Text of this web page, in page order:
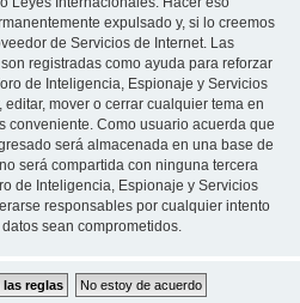
expulsado y, si lo creemos
de Servicios de Internet. Las
registradas como ayuda para reforzar
de Inteligencia, Espionaje y Servicios
mover o cerrar cualquier tema en
conveniente. Como usuario acuerda que
será almacenada en una base de
será compartida con ninguna tercera
de Inteligencia, Espionaje y Servicios
responsables por cualquier intento
sean comprometidos.